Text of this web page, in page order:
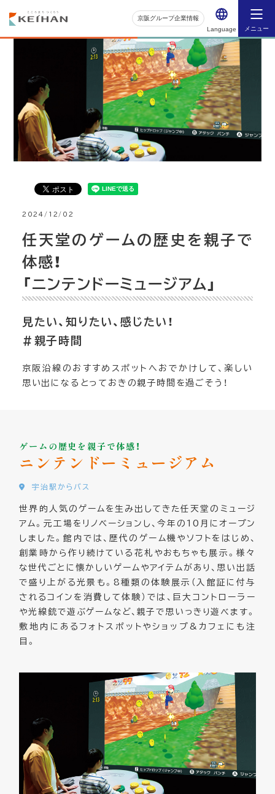
Language メニュー
京阪グループ企業情報
2024/12/02
任天堂のゲームの歴史を親子で
体感！
「ニンテンドーミュージアム」
見たい、知りたい、感じたい！
＃親子時間
京阪沿線のおすすめスポットへおでかけして、楽しい
思い出になるとっておきの親子時間を過ごそう！
ゲームの歴史を親子で体感！
ニンテンドーミュージアム
宇治駅からバス
世界的人気のゲームを生み出してきた任天堂のミュージ
アム。元工場をリノベーションし、今年の10月にオープン
しました。館内では、歴代のゲーム機やソフトをはじめ、
創業時から作り続けている花札やおもちゃも展示。様々
な世代ごとに懐かしいゲームやアイテムがあり、思い出話
で盛り上がる光景も。8種類の体験展示（入館証に付与
されるコインを消費して体験）では、巨大コントローラー
や光線銃で遊ぶゲームなど、親子で思いっきり遊べます。
敷地内にあるフォトスポットやショップ&カフェにも注
目。